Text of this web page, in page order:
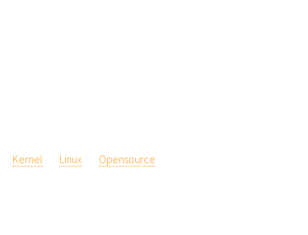
Kernel Linux
Opensource